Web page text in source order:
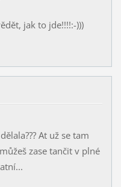
jak to jde!!!!:-)))
At už se tam
zase tančit v plné